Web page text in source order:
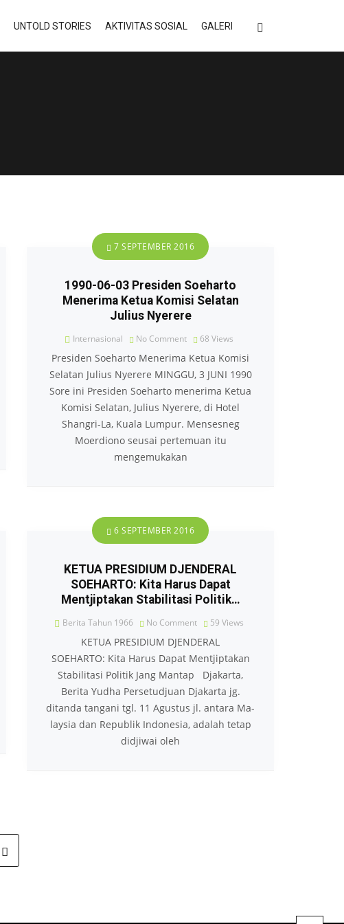
UNTOLD STORIES AKTIVITAS SOSIAL GALERI
7 SEPTEMBER 2016
1990-06-03 Presiden Soeharto
Menerima Ketua Komisi Selatan
Julius Nyerere
Internasional No Comment 68 Views
Presiden Soeharto Menerima Ketua Komisi
Selatan Julius Nyerere MINGGU, 3 JUNI 1990
Sore ini Presiden Soeharto menerima Ketua
Komisi Selatan, Julius Nyerere, di Hotel
Shangri-La, Kuala Lumpur. Mensesneg
Moerdiono seusai pertemuan itu
mengemukakan
6 SEPTEMBER 2016
KETUA PRESIDIUM DJENDERAL
SOEHARTO: Kita Harus Dapat
Mentjiptakan Stabilitasi Politik…
Berita Tahun 1966 No Comment 59 Views
KETUA PRESIDIUM DJENDERAL
SOEHARTO: Kita Harus Dapat Mentjiptakan
Stabilitasi Politik Jang Mantap Djakarta,
Berita Yudha Persetudjuan Djakarta jg.
ditanda tangani tgl. 11 Agustus jl. antara Ma­
laysia dan Republik Indonesia, adalah tetap
didjiwai oleh